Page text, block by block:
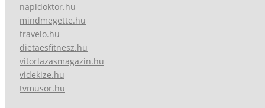
napidoktor.hu
mindmegette.hu
travelo.hu
dietaesfitnesz.hu
vitorlazasmagazin.hu
videkize.hu
tvmusor.hu